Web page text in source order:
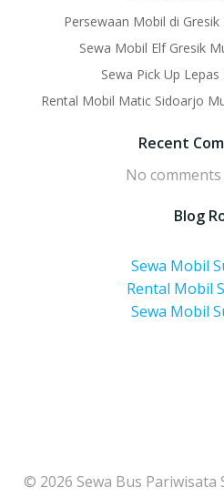
Persewaan Mobil di
Sewa Mobil Elf Gresik
Sewa Pick Up
Rental Mobil Matic Sidoarjo
Recent
No
Blog
Sewa Mobil
Rental Mobil
Sewa Mobil
© 2026 Sewa Bus Pariwisata